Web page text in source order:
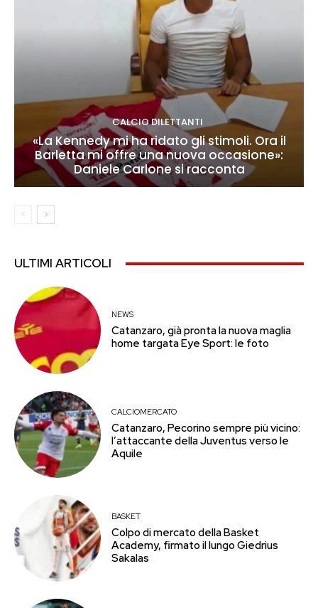
CALCIO DILETTANTI
«La Kennedy mi ha ridato gli stimoli. Ora il
Barletta mi offre una nuova occasione»:
Daniele Carlone si racconta
ULTIMI ARTICOLI
NEWS
Catanzaro, già pronta la nuova maglia
home targata Eye Sport: le foto
CALCIOMERCATO
Catanzaro, Pecorino sempre più vicino:
l’attaccante della Juventus verso le
Aquile
BASKET
Colpo di mercato della Basket
Academy, firmato il lungo Giedrius
Sakalas